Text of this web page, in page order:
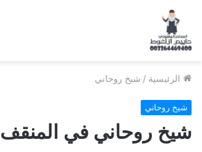
الرئيسية / شيخ روحاني
شيخ روحاني
شيخ روحاني في المنقف